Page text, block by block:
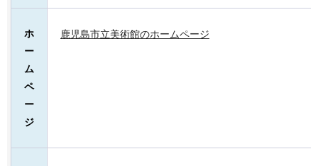
ホ
ー
ム
ペ
ー
ジ
鹿児島市立美術館のホームページ